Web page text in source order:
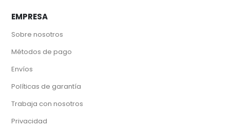
EMPRESA
Sobre nosotros
Métodos de pago
Envíos
Políticas de garantía
Trabaja con nosotros
Privacidad